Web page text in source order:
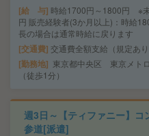
給 与 時給1700円～1800円 ※
円 販売経験者(3か月以上)：時給
長の場合は通常時給に戻ります
交通費 交通費全額支給（規定あり
勤務地
東京都中央区 東京メト
（徒歩1分）
週3日～【ティファニー】
参道[派遣]